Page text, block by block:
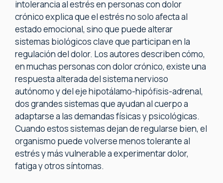
intolerancia al estrés en personas con dolor
crónico explica que el estrés no solo afecta al
estado emocional, sino que puede alterar
sistemas biológicos clave que participan en la
regulación del dolor. Los autores describen cómo,
en muchas personas con dolor crónico, existe una
respuesta alterada del sistema nervioso
autónomo y del eje hipotálamo-hipófisis-adrenal,
dos grandes sistemas que ayudan al cuerpo a
adaptarse a las demandas físicas y psicológicas.
Cuando estos sistemas dejan de regularse bien, el
organismo puede volverse menos tolerante al
estrés y más vulnerable a experimentar dolor,
fatiga y otros síntomas.